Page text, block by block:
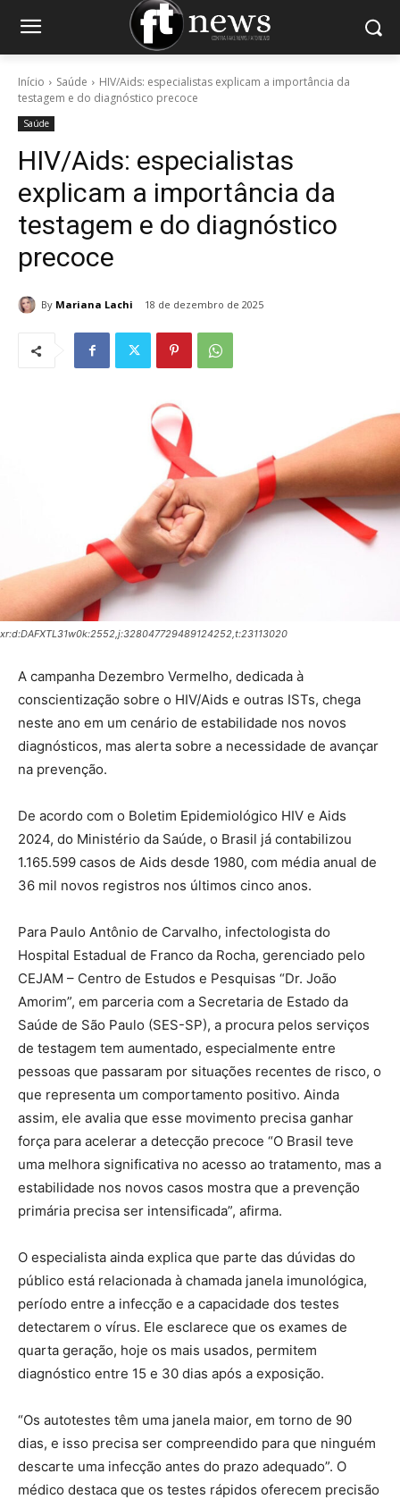
Início Saúde
HIV/Aids: especialistas explicam a importância da
testagem e do diagnóstico precoce
Saúde
HIV/Aids: especialistas
explicam a importância da
testagem e do diagnóstico
precoce
By Mariana Lachi 18 de dezembro de 2025
xr:d:DAFXTL31w0k:2552,j:328047729489124252,t:23113020
A campanha Dezembro Vermelho, dedicada à
conscientização sobre o HIV/Aids e outras ISTs, chega
neste ano em um cenário de estabilidade nos novos
diagnósticos, mas alerta sobre a necessidade de avançar
na prevenção.
De acordo com o Boletim Epidemiológico HIV e Aids
2024, do Ministério da Saúde, o Brasil já contabilizou
1.165.599 casos de Aids desde 1980, com média anual de
36 mil novos registros nos últimos cinco anos.
Para Paulo Antônio de Carvalho, infectologista do
Hospital Estadual de Franco da Rocha, gerenciado pelo
CEJAM – Centro de Estudos e Pesquisas “Dr. João
Amorim”, em parceria com a Secretaria de Estado da
Saúde de São Paulo (SES-SP), a procura pelos serviços
de testagem tem aumentado, especialmente entre
pessoas que passaram por situações recentes de risco, o
que representa um comportamento positivo. Ainda
assim, ele avalia que esse movimento precisa ganhar
força para acelerar a detecção precoce “O Brasil teve
uma melhora significativa no acesso ao tratamento, mas a
estabilidade nos novos casos mostra que a prevenção
primária precisa ser intensificada”, afirma.
O especialista ainda explica que parte das dúvidas do
público está relacionada à chamada janela imunológica,
período entre a infecção e a capacidade dos testes
detectarem o vírus. Ele esclarece que os exames de
quarta geração, hoje os mais usados, permitem
diagnóstico entre 15 e 30 dias após a exposição.
“Os autotestes têm uma janela maior, em torno de 90
dias, e isso precisa ser compreendido para que ninguém
descarte uma infecção antes do prazo adequado”. O
médico destaca que os testes rápidos oferecem precisão